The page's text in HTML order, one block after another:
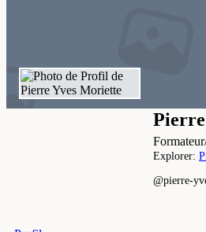
Explorer:
@pierre-